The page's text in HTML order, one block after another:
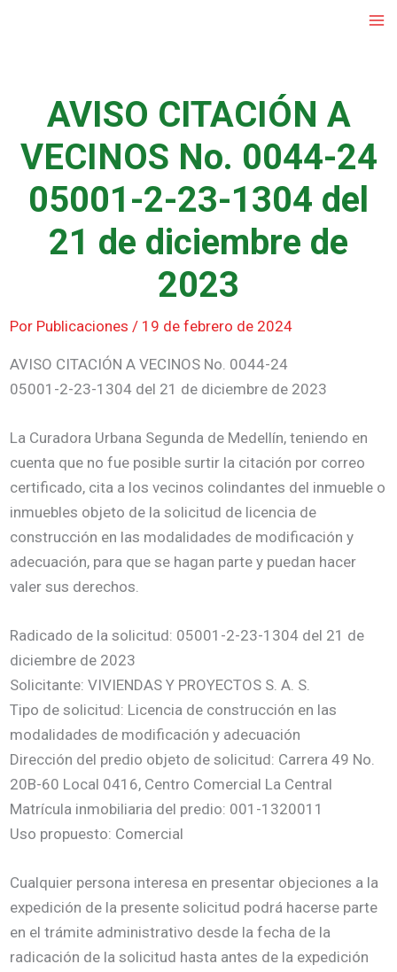
AVISO CITACIÓN A
VECINOS No. 0044-24
05001-2-23-1304 del
21 de diciembre de
2023
Por Publicaciones / 19 de febrero de 2024
AVISO CITACIÓN A VECINOS No. 0044-24
05001-2-23-1304 del 21 de diciembre de 2023
La Curadora Urbana Segunda de Medellín, teniendo en
cuenta que no fue posible surtir la citación por correo
certificado, cita a los vecinos colindantes del inmueble o
inmuebles objeto de la solicitud de licencia de
construcción en las modalidades de modificación y
adecuación, para que se hagan parte y puedan hacer
valer sus derechos.
Radicado de la solicitud: 05001-2-23-1304 del 21 de
diciembre de 2023
Solicitante: VIVIENDAS Y PROYECTOS S. A. S.
Tipo de solicitud: Licencia de construcción en las
modalidades de modificación y adecuación
Dirección del predio objeto de solicitud: Carrera 49 No.
20B-60 Local 0416, Centro Comercial La Central
Matrícula inmobiliaria del predio: 001-1320011
Uso propuesto: Comercial
Cualquier persona interesa en presentar objeciones a la
expedición de la presente solicitud podrá hacerse parte
en el trámite administrativo desde la fecha de la
radicación de la solicitud hasta antes de la expedición